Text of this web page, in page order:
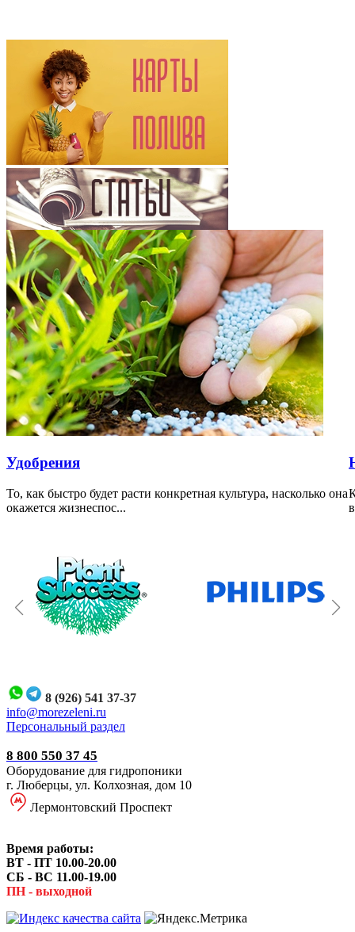
Удобрения
То, как быстро будет расти конкретная культура, насколько она
окажется жизнеспос...
8 (926) 541 37-37
info@morezeleni.ru
Персональный раздел
8 800 550 37 45
Оборудование для гидропоники
г. Люберцы, ул. Колхозная, дом 10
Лермонтовский Проспект
Время работы:
ВТ - ПТ 10.00-20.00
СБ - ВС 11.00-19.00
ПН - выходной